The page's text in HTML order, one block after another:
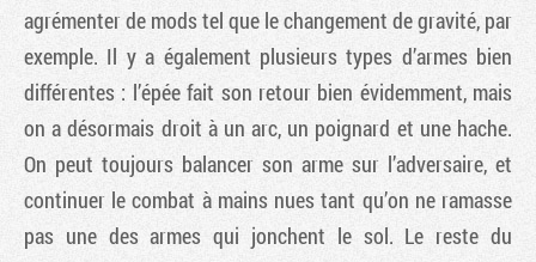
agrémenter de mods tel que le changement de gravité, par
exemple. Il y a également plusieurs types d’armes bien
différentes : l’épée fait son retour bien évidemment, mais
on a désormais droit à un arc, un poignard et une hache.
On peut toujours balancer son arme sur l’adversaire, et
continuer le combat à mains nues tant qu’on ne ramasse
pas une des armes qui jonchent le sol. Le reste du